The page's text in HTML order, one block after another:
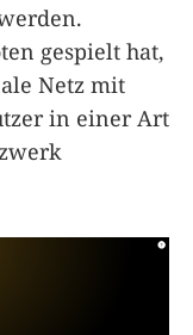
gespielt hat,
Netz mit
in einer Art